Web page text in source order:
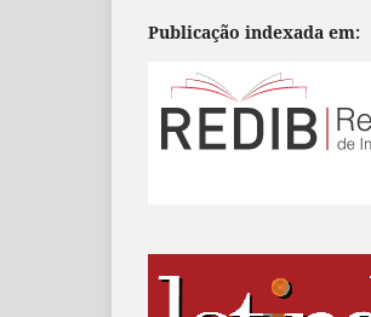
Publicação indexada em: